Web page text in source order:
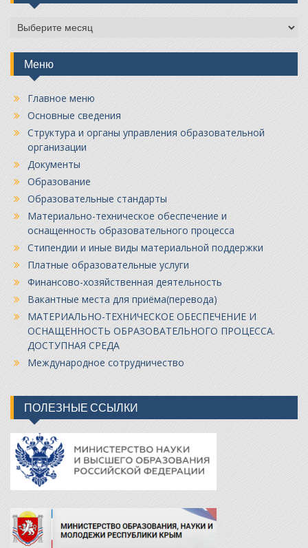
Архивы
Меню
Главное меню
Основные сведения
Структура и органы управления образовательной
организации
Документы
Образование
Образовательные стандарты
Материально-техническое обеспечение и
оснащенность образовательного процесса
Стипендии и иные виды материальной поддержки
Платные образовательные услуги
Финансово-хозяйственная деятельность
Вакантные места для приёма(перевода)
МАТЕРИАЛЬНО-ТЕХНИЧЕСКОЕ ОБЕСПЕЧЕНИЕ И
ОСНАЩЕННОСТЬ ОБРАЗОВАТЕЛЬНОГО ПРОЦЕССА.
ДОСТУПНАЯ СРЕДА
Международное сотрудничество
ПОЛЕЗНЫЕ ССЫЛКИ